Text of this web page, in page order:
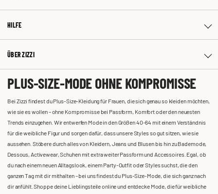
HILFE
ÜBER ZIZZI
PLUS-SIZE-MODE OHNE KOMPROMISSE
Bei Zizzi findest du Plus-Size-Kleidung für Frauen, die sich genau so kleiden möchten,
wie sie es wollen – ohne Kompromisse bei Passform, Komfort oder den neuesten
Trends einzugehen. Wir entwerfen Mode in den Größen 40-64 mit einem Verständnis
für die weibliche Figur und sorgen dafür, dass unsere Styles so gut sitzen, wie sie
aussehen. Stöbere durch alles von Kleidern, Jeans und Blusen bis hin zu Bademode,
Dessous, Activewear, Schuhen mit extra weiter Passform und Accessoires. Egal, ob
du nach einem neuen Alltagslook, einem Party-Outfit oder Styles suchst, die den
ganzen Tag mit dir mithalten – bei uns findest du Plus-Size-Mode, die sich ganz nach
dir anfühlt. Shoppe deine Lieblingsteile online und entdecke Mode, die für weibliche